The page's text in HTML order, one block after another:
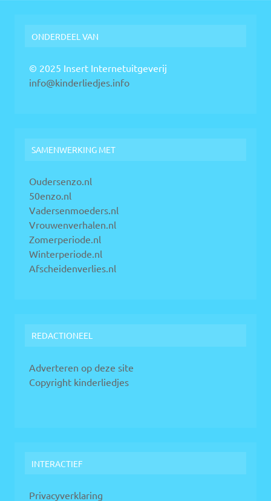
ONDERDEEL VAN
© 2025 Insert Internetuitgeverij
info@kinderliedjes.info
SAMENWERKING MET
Oudersenzo.nl
50enzo.nl
Vadersenmoeders.nl
Vrouwenverhalen.nl
Zomerperiode.nl
Winterperiode.nl
Afscheidenverlies.nl
REDACTIONEEL
Adverteren op deze site
Copyright kinderliedjes
INTERACTIEF
Privacyverklaring